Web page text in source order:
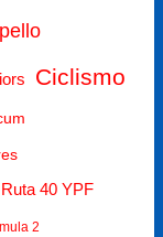
Ciclismo
40 YPF
2